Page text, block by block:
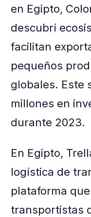
en Egipto,
descubrí
facilitan
pequeños
globales. Este
millones en
durante 2023.
En Egipto,
logística de
plataforma
transportistas